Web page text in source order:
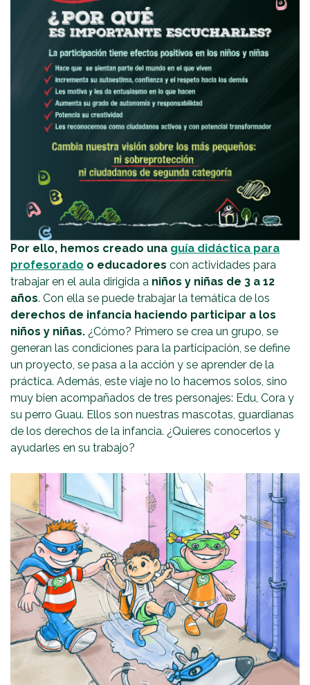
Por ello, hemos creado una guía didáctica para
profesorado o educadores con actividades para
trabajar en el aula dirigida a niños y niñas de 3 a 12
años. Con ella se puede trabajar la temática de los
derechos de infancia haciendo participar a los
niños y niñas. ¿Cómo? Primero se crea un grupo, se
generan las condiciones para la participación, se define
un proyecto, se pasa a la acción y se aprender de la
práctica. Además, este viaje no lo hacemos solos, sino
muy bien acompañados de tres personajes: Edu, Cora y
su perro Guau. Ellos son nuestras mascotas, guardianas
de los derechos de la infancia. ¿Quieres conocerlos y
ayudarles en su trabajo?